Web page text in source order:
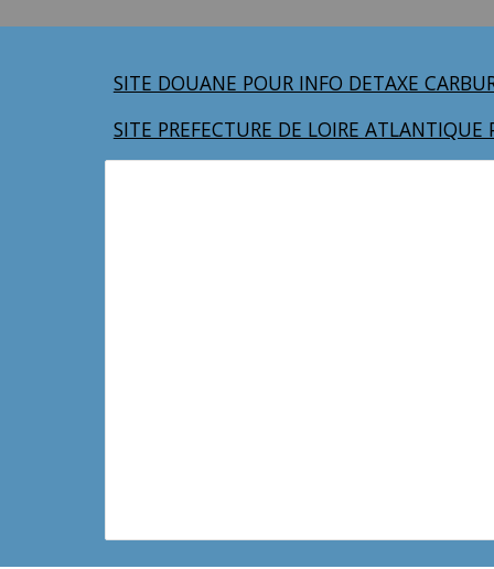
SITE DOUANE POUR INFO DETAXE
SITE PREFECTURE DE LOIRE ATLANTIQUE